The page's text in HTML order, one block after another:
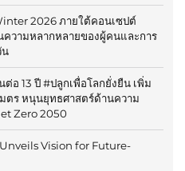
2026 ภายใต้คอนเซปต์
วามหลากหลายของผู้คนและการ
น
อ 13 ปี #ปลูกเพื่อโลกยั่งยืน เพิ่ม
ตร หนุนยุทธศาสตร์ด้านความ
Zero 2050
Vision for Future-